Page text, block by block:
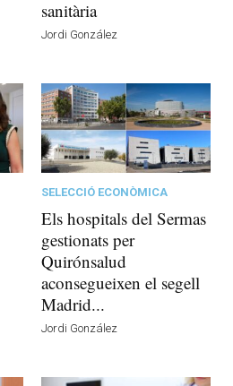
sanitària
Jordi González
SELECCIÓ ECONÒMICA
Els hospitals del Sermas
gestionats per
Quirónsalud
aconsegueixen el segell
Madrid...
Jordi González